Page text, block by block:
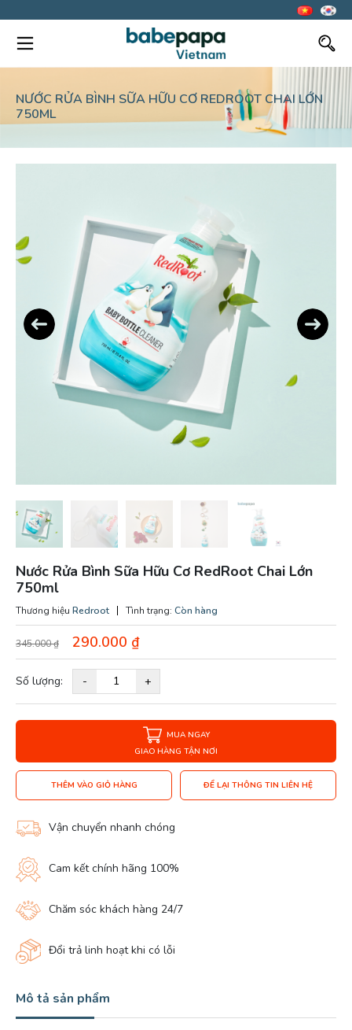
NƯỚC RỬA BÌNH SỮA HỮU CƠ REDROOT CHAI LỚN
750ML
Previous Next
Nước Rửa Bình Sữa Hữu Cơ RedRoot Chai Lớn
750ml
Thương hiệu Redroot Tình trạng: Còn hàng
345.000₫ 290.000 ₫
Số lượng: - +
MUA NGAY
GIAO HÀNG TẬN NƠI
THÊM VÀO GIỎ HÀNG ĐỂ LẠI THÔNG TIN LIÊN HỆ
Vận chuyển nhanh chóng
Cam kết chính hãng 100%
Chăm sóc khách hàng 24/7
Đổi trả linh hoạt khi có lỗi
Mô tả sản phẩm